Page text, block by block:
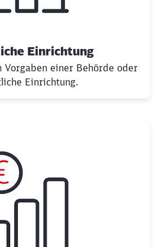
Einrichtung
Vorgaben einer Behörde oder
Einrichtung.